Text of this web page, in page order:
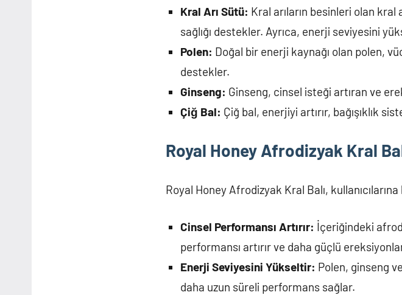
Kral Arı Sütü: Kral arıların besinleri olan
sağlığı destekler. Ayrıca, enerji seviyesini
Polen: Doğal bir enerji kaynağı olan polen,
destekler.
Ginseng: Ginseng, cinsel isteği artıran ve
Çiğ Bal: Çiğ bal, enerjiyi artırır, bağışıklık
Royal Honey Afrodizyak Kral
Royal Honey Afrodizyak Kral Balı,
Cinsel Performansı Artırır: İçeriğindeki
performansı artırır ve daha güçlü
Enerji Seviyesini Yükseltir: Polen, ginseng
daha uzun süreli performans sağlar.